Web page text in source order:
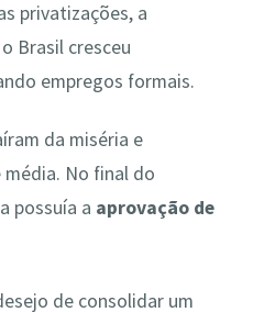
privatizações, a
Brasil cresceu
empregos formais.
da miséria e
média. No final do
possuía a aprovação de
de consolidar um